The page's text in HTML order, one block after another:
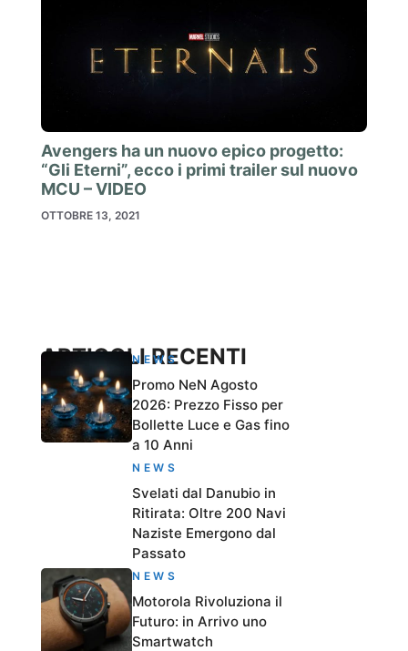
Avengers ha un nuovo epico progetto:
“Gli Eterni”, ecco i primi trailer sul nuovo
MCU – VIDEO
OTTOBRE 13, 2021
ARTICOLI RECENTI
NEWS
Promo NeN Agosto
2026: Prezzo Fisso per
Bollette Luce e Gas fino
a 10 Anni
NEWS
Svelati dal Danubio in
Ritirata: Oltre 200 Navi
Naziste Emergono dal
Passato
NEWS
Motorola Rivoluziona il
Futuro: in Arrivo uno
Smartwatch